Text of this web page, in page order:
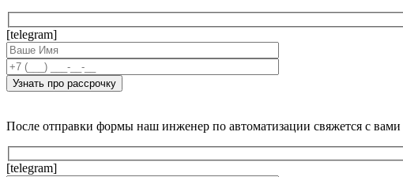
[telegram]
После отправки формы наш инженер по автоматизации свяжется с вами
[telegram]